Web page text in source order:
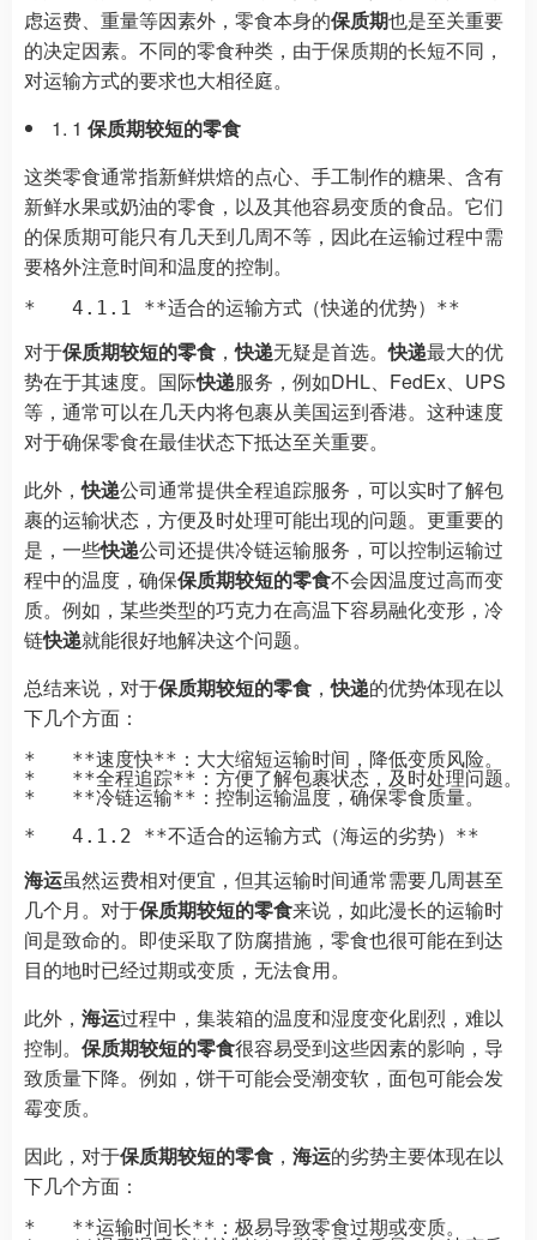
虑运费、重量等因素外，零食本身的保质期也是至关重要
的决定因素。不同的零食种类，由于保质期的长短不同，
对运输方式的要求也大相径庭。
1 保质期较短的零食
这类零食通常指新鲜烘焙的点心、手工制作的糖果、含有
新鲜水果或奶油的零食，以及其他容易变质的食品。它们
的保质期可能只有几天到几周不等，因此在运输过程中需
要格外注意时间和温度的控制。
对于保质期较短的零食 ，快递无疑是首选。快递最大的优
势在于其速度。国际快递服务，例如DHL、FedEx、UPS
等，通常可以在几天内将包裹从美国运到香港。这种速度
对于确保零食在最佳状态下抵达至关重要。
此外，快递公司通常提供全程追踪服务，可以实时了解包
裹的运输状态，方便及时处理可能出现的问题。更重要的
是，一些快递公司还提供冷链运输服务，可以控制运输过
程中的温度，确保保质期较短的零食不会因温度过高而变
质。例如，某些类型的巧克力在高温下容易融化变形，冷
链快递就能很好地解决这个问题。
总结来说，对于保质期较短的零食 ，快递的优势体现在以
下几个方面：
*   **速度快**：大大缩短运输时间，降低变质风险。
*   **全程追踪**：方便了解包裹状态，及时处理问题。
*   **冷链运输**：控制运输温度，确保零食质量。
海运虽然运费相对便宜，但其运输时间通常需要几周甚至
几个月。对于保质期较短的零食来说，如此漫长的运输时
间是致命的。即使采取了防腐措施，零食也很可能在到达
目的地时已经过期或变质，无法食用。
此外， 海运过程中，集装箱的温度和湿度变化剧烈，难以
控制。 保质期较短的零食很容易受到这些因素的影响，导
致质量下降。例如，饼干可能会受潮变软，面包可能会发
霉变质。
因此，对于保质期较短的零食 ， 海运的劣势主要体现在以
下几个方面：
*   **运输时间长**：极易导致零食过期或变质。